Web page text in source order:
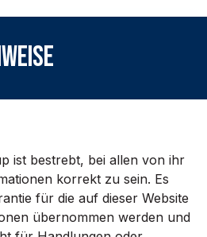
ist bestrebt, bei allen von ihr
korrekt zu sein. Es
für die auf dieser Website
übernommen werden und